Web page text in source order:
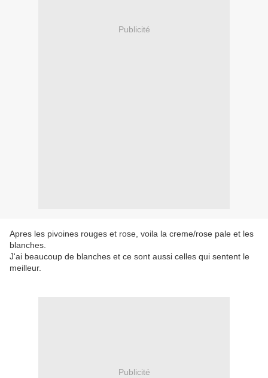
Publicité
Apres les pivoines rouges et rose, voila la creme/rose pale et les
blanches.
J'ai beaucoup de blanches et ce sont aussi celles qui sentent le
meilleur.
Publicité